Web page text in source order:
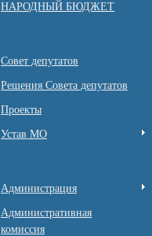
НАРОДНЫЙ БЮДЖЕТ
Совет депутатов
Решения Совета депутатов
Проекты
Устав МО
Администрация
Административная
комиссия